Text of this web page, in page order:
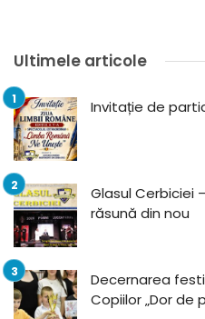
Ultimele articole
Invitație de
Glasul Cerbiciei
răsună din nou
Decernarea
Copiilor „Dor de